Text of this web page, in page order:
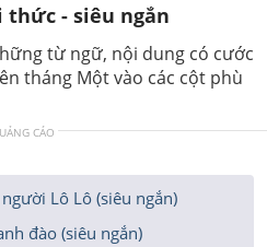
thức - siêu ngắn
từ ngữ, nội dung có cước
tháng Một vào các cột phù
CÁO
Lô Lô (siêu ngắn)
đào (siêu ngắn)